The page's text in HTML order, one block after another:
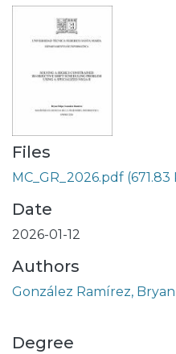
Files
MC_GR_2026.pdf (671.83
Date
2026-01-12
Authors
González Ramírez,
Degree